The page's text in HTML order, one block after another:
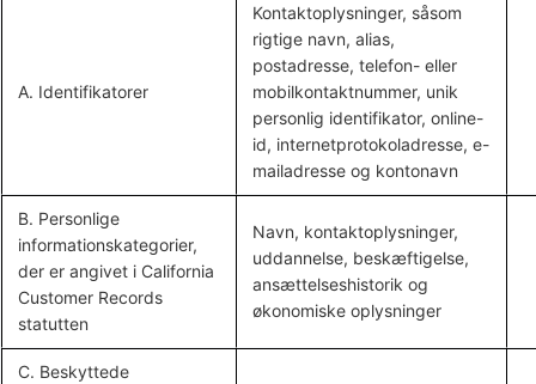
A. Identifikatorer
Kontaktoplysninger, såsom
rigtige navn, alias,
postadresse, telefon- eller
mobilkontaktnummer, unik
personlig identifikator, online-
id, internetprotokoladresse, e-
mailadresse og kontonavn
B. Personlige
informationskategorier,
der er angivet i California
Customer Records
statutten
Navn, kontaktoplysninger,
uddannelse, beskæftigelse,
ansættelseshistorik og
økonomiske oplysninger
C. Beskyttede